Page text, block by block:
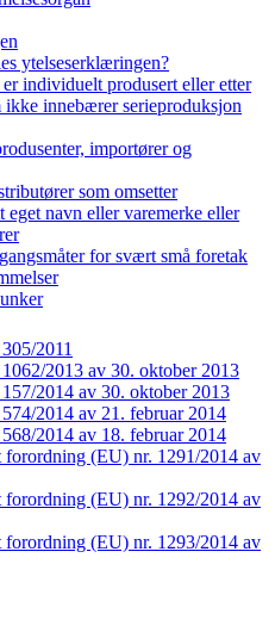
ytelseserklæringen?
individuelt produsert eller etter
ikke innebærer serieproduksjon
importører og
som omsetter
eget navn eller varemerke eller
for svært små foretak
2011
2013 av 30. oktober 2013
2014 av 30. oktober 2013
2014 av 21. februar 2014
2014 av 18. februar 2014
forordning (EU) nr. 1291/2014 av
forordning (EU) nr. 1292/2014 av
forordning (EU) nr. 1293/2014 av